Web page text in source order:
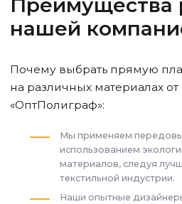
Преимущества
нашей
Почему выбрать прямую
на различных материалах
«ОптПолиграф»:
Мы применяем
использованием
материалов, следуя
текстильной индустрии.
Наши опытные